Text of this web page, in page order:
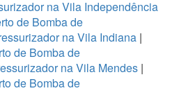
na Vila Independência
de Bomba de
na Vila Indiana |
de Bomba de
na Vila Mendes |
de Bomba de